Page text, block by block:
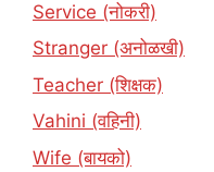
Service (नोकरी)
Stranger (अनोळखी)
Teacher (शिक्षक)
Vahini (वहिनी)
Wife (बायको)